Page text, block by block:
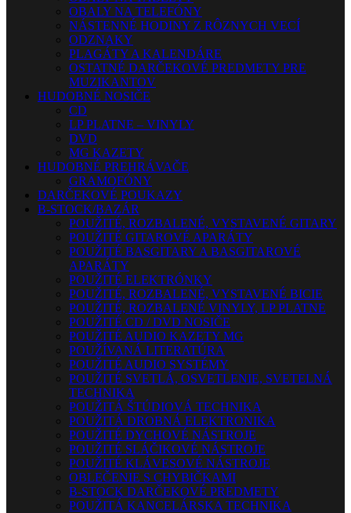
OBALY NA TELEFÓNY
NÁSTENNÉ HODINY Z RÔZNYCH VECÍ
ODZNAKY
PLAGÁTY A KALENDÁRE
OSTATNÉ DARČEKOVÉ PREDMETY PRE
MUZIKANTOV
HUDOBNÉ NOSIČE
CD
LP PLATNE – VINYLY
DVD
MG KAZETY
HUDOBNÉ PREHRÁVAČE
GRAMOFÓNY
DARČEKOVÉ POUKAZY
B-STOCK/BAZÁR
POUŽITÉ, ROZBALENÉ, VYSTAVENÉ GITARY
POUŽITÉ GITAROVÉ APARÁTY
POUŽITÉ BASGITARY A BASGITAROVÉ
APARÁTY
POUŽITÉ ELEKTRÓNKY
POUŽITÉ, ROZBALENÉ, VYSTAVENÉ BICIE
POUŽITÉ, ROZBALENÉ VINYLY, LP PLATNE
POUŽITÉ CD / DVD NOSIČE
POUŽITÉ AUDIO KAZETY MG
POUŽÍVANÁ LITERATÚRA
POUŽITÉ AUDIO SYSTÉMY
POUŽITÉ SVETLÁ, OSVETLENIE, SVETELNÁ
TECHNIKA
POUŽITÁ ŠTÚDIOVÁ TECHNIKA
POUŽITÁ DROBNÁ ELEKTRONIKA
POUŽITÉ DYCHOVÉ NÁSTROJE
POUŽITÉ SLÁČIKOVÉ NÁSTROJE
POUŽITÉ KLÁVESOVÉ NÁSTROJE
OBLEČENIE S CHYBIČKAMI
B-STOCK DARČEKOVÉ PREDMETY
POUŽITÁ KANCELÁRSKA TECHNIKA